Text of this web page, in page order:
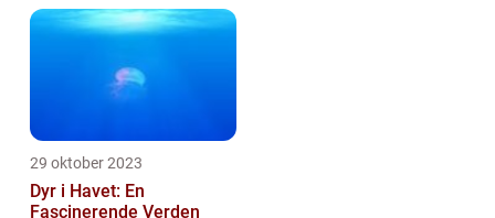
29 oktober 2023
Dyr i Havet: En
Fascinerende Verden